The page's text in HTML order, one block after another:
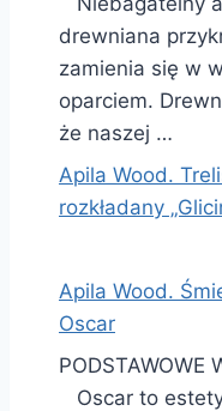
drewniana
zamienia się w
oparciem.
że naszej …
Apila Wood.
rozkładany
Apila Wood.
Oscar
PODSTAWOWE
Oscar to